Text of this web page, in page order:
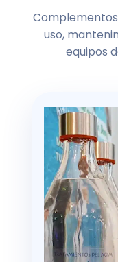
uso,
equipos
Botellas
limpieza